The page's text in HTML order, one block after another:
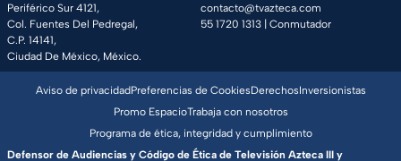
Periférico Sur 4121,
Col. Fuentes Del Pedregal,
C.P. 14141,
Ciudad De México, México.
contacto@tvazteca.com
55 1720 1313 | Conmutador
Aviso de privacidadPreferencias de CookiesDerechosInversionistas
Promo EspacioTrabaja con nosotros
Programa de ética, integridad y cumplimiento
Defensor de Audiencias y Código de Ética de Televisión Azteca III y